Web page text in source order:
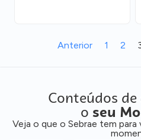
Anterior 1 2
Conteúdos
o seu
Veja o que o Sebrae tem